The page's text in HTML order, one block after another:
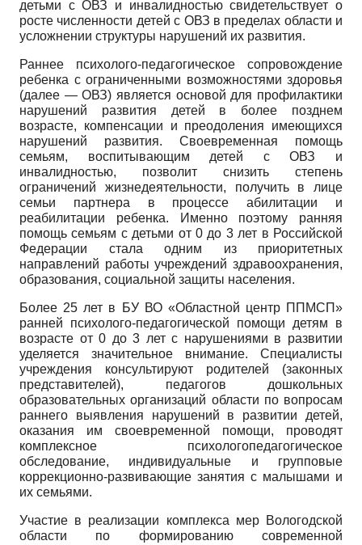
детьми с ОВЗ и инвалидностью свидетельствует о
росте численности детей с ОВЗ в пределах области и
усложнении структуры нарушений их развития.
Раннее психолого-педагогическое сопровождение
ребенка с ограниченными возможностями здоровья
(далее — ОВЗ) является основой для профилактики
нарушений развития детей в более позднем
возрасте, компенсации и преодоления имеющихся
нарушений развития. Своевременная помощь
семьям, воспитывающим детей с ОВЗ и
инвалидностью, позволит снизить степень
ограничений жизнедеятельности, получить в лице
семьи партнера в процессе абилитации и
реабилитации ребенка. Именно поэтому ранняя
помощь семьям с детьми от 0 до 3 лет в Российской
Федерации стала одним из приоритетных
направлений работы учреждений здравоохранения,
образования, социальной защиты населения.
Более 25 лет в БУ ВО «Областной центр ППМСП»
ранней психолого-педагогической помощи детям в
возрасте от 0 до 3 лет с нарушениями в развитии
уделяется значительное внимание. Специалисты
учреждения консультируют родителей (законных
представителей), педагогов дошкольных
образовательных организаций области по вопросам
раннего выявления нарушений в развитии детей,
оказания им своевременной помощи, проводят
комплексное психологопедагогическое
обследование, индивидуальные и групповые
коррекционно-развивающие занятия с малышами и
их семьями.
Участие в реализации комплекса мер Вологодской
области по формированию современной